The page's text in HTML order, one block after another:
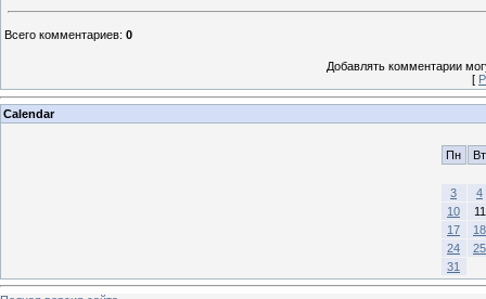
Всего комментариев: 0
Добавлять комментарии
[
Calendar
Пн Вт
3
4
10
11
17
18
24
25
31